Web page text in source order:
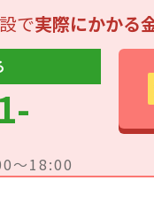
で実際にかかる
～18:00